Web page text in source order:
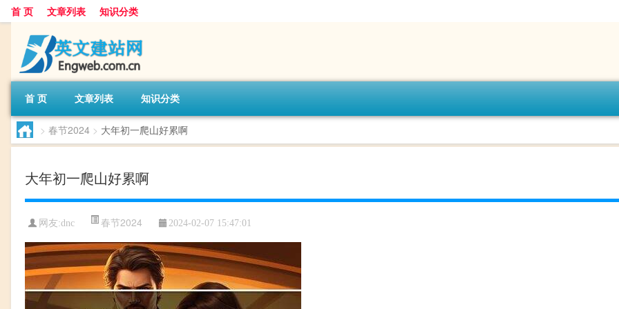
首 页 文章列表 知识分类
首 页 文章列表 知识分类
> 春节2024 > 大年初一爬山好累啊
大年初一爬山好累啊
网友:dnc 春节2024 2024-02-07 15:47:01